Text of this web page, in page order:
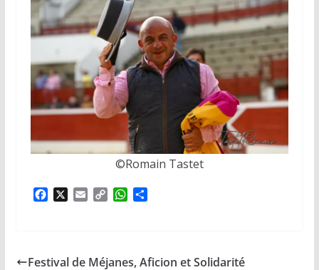
©️Romain Tastet
o
i
W
A
g
Festival de Méjanes, Aficion et Solidarité